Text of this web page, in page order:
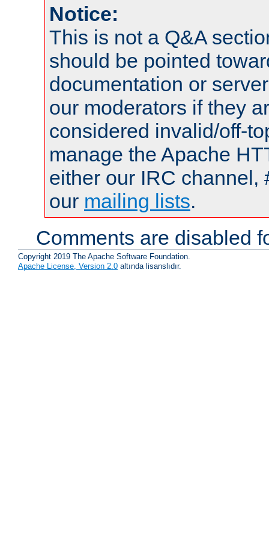
Notice:
This is not a Q&A
should be pointed
documentation or
our moderators if they
considered invalid/off-
manage the Apache
either our IRC channel,
our mailing lists.
Comments are disabled
Copyright 2019 The Apache Software Foundation.
Apache License, Version 2.0 altında lisanslıdır.